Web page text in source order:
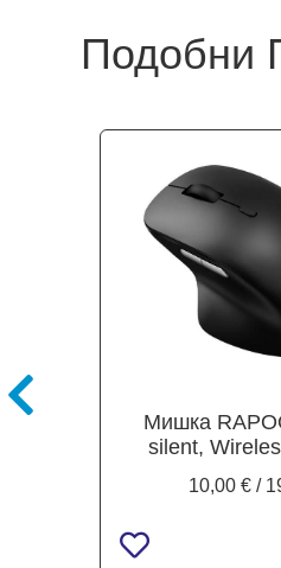
Подобни
Мишка
silent,
10,00 € /